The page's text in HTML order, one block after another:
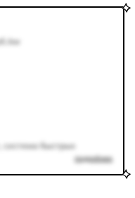
/км
быстрых
подробнее